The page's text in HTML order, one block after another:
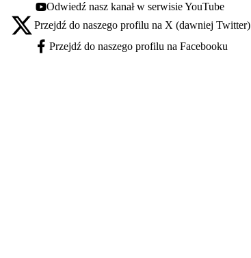
Youtube - otwiera się w nowej karcie
Odwiedź nasz kanał w serwisie YouTube
X - otwiera się w nowej karcie
Przejdź do naszego profilu na X (dawniej Twitter)
Facebook - otwiera się w nowej karcie
Przejdź do naszego profilu na Facebooku